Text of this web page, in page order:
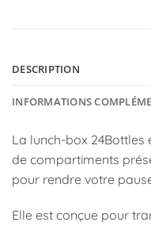
DESCRIPTION
INFORMATIONS
La lunch-box 24Bottles
de compartiments
pour rendre votre
Elle est conçue pour